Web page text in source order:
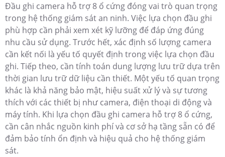
Đầu ghi camera hỗ trợ 8 ổ cứng đóng vai trò quan trọng
trong hệ thống giám sát an ninh. Việc lựa chọn đầu ghi
phù hợp cần phải xem xét kỹ lưỡng để đáp ứng đúng
nhu cầu sử dụng. Trước hết, xác định số lượng camera
cần kết nối là yếu tố quyết định trong việc lựa chọn đầu
ghi. Tiếp theo, cần tính toán dung lượng lưu trữ dựa trên
thời gian lưu trữ dữ liệu cần thiết. Một yếu tố quan trọng
khác là khả năng bảo mật, hiệu suất xử lý và sự tương
thích với các thiết bị như camera, điện thoại di động và
máy tính. Khi lựa chọn đầu ghi camera hỗ trợ 8 ổ cứng,
cần cân nhắc nguồn kinh phí và cơ sở hạ tầng sẵn có để
đảm bảo tính ổn định và hiệu quả cho hệ thống giám
sát.